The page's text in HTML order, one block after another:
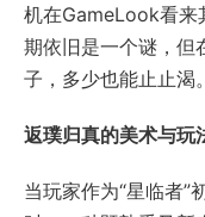
机在GameLook看来
期依旧是一个谜，但
子，多少也能止止渴。
返璞归真的美术与玩
当玩家作为“星临者”